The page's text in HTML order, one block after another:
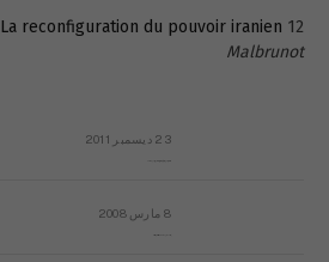
La reconfiguration du pouvoir iranien 12 يوليو 2026
Malbrunot
23 ديسمبر 2011
8 مارس 2008